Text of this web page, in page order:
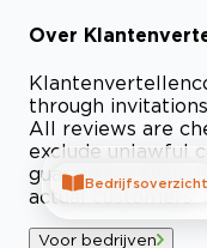
Over
Klantenvertellen
through
All reviews are
exclude unlawful
guarantees that
actual customers.
Voor bedrijven
Bedrijfsoverzicht